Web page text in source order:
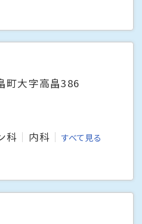
町大字高畠386
科
内科 すべて見る